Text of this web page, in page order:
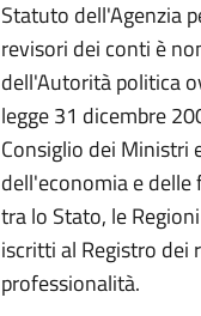
Statuto dell'Agenzia
revisori dei conti è
dell'Autorità politica
legge 31 dicembre
Consiglio dei Ministri
dell'economia e delle
tra lo Stato, le
iscritti al Registro dei
professionalità. E’